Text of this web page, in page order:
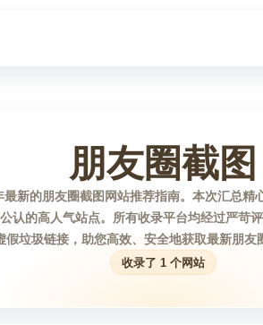
朋友圈截图
新的朋友圈截图网站推荐指南。本次汇总精
认的高人气站点。所有收录平台均经过严苛
假垃圾链接，助您高效、安全地获取最新朋友
收录了 1 个网站